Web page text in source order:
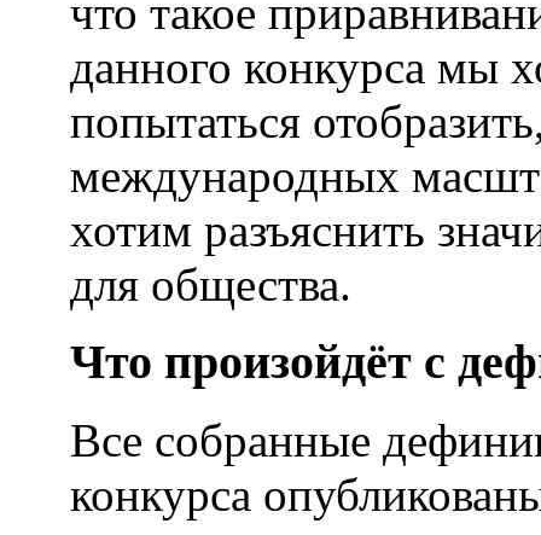
что такое
данного конкурса мы
попытаться
международных
хотим разъяснить
для общества.
Что произойдёт с
Все собранные
конкурса